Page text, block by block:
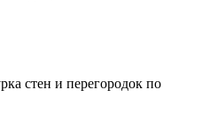
стен и перегородок по